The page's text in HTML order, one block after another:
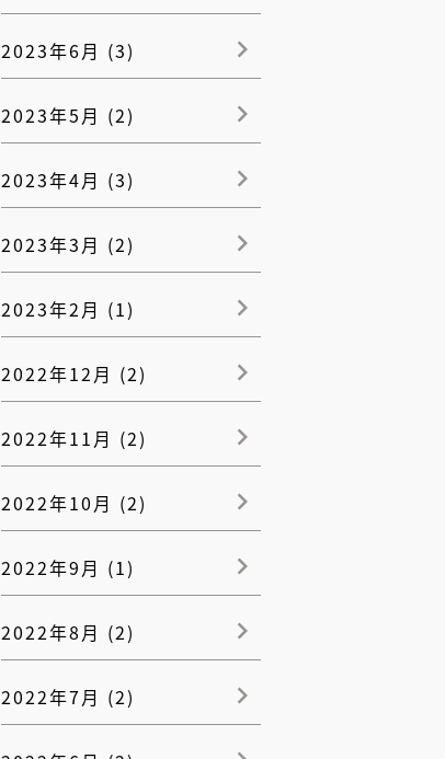
2023年6月 (3)
2023年5月 (2)
2023年4月 (3)
2023年3月 (2)
2023年2月 (1)
2022年12月 (2)
2022年11月 (2)
2022年10月 (2)
2022年9月 (1)
2022年8月 (2)
2022年7月 (2)